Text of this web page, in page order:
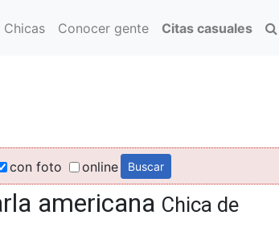
Chicas Conocer gente Citas casuales
con foto online
americana Chica de